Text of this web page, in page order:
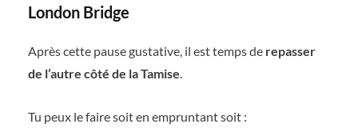
London Bridge
Après cette pause gustative, il est temps de repasser
de l’autre côté de la Tamise.
Tu peux le faire soit en empruntant soit :